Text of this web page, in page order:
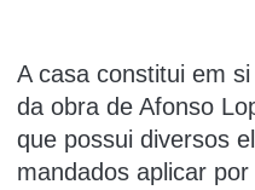
A casa constitui em
da obra de Afonso
que possui diversos
mandados aplicar